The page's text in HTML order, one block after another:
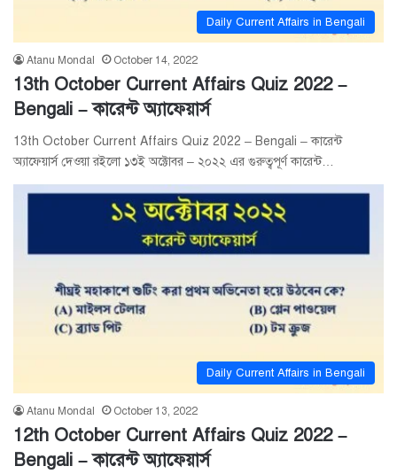
Daily Current Affairs in Bengali
Atanu Mondal October 14, 2022
13th October Current Affairs Quiz 2022 –
Bengali – কারেন্ট অ্যাফেয়ার্স
13th October Current Affairs Quiz 2022 – Bengali – কারেন্ট
অ্যাফেয়ার্স দেওয়া রইলো ১৩ই অক্টোবর – ২০২২ এর গুরুত্বপূর্ণ কারেন্ট…
Daily Current Affairs in Bengali
Atanu Mondal October 13, 2022
12th October Current Affairs Quiz 2022 –
Bengali – কারেন্ট অ্যাফেয়ার্স